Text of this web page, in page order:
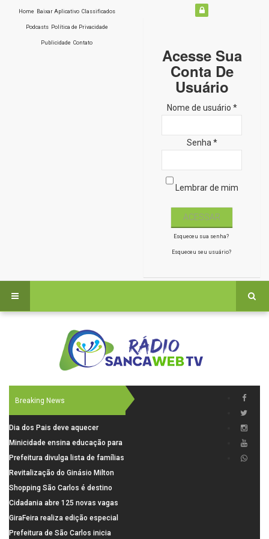
Home Baixar Aplicativo Classificados
Podcasts Política de Privacidade
Publicidade Contato
Acesse Sua
Conta De
Usuário
Nome de usuário *
Senha *
Lembrar de mim
Esqueceu sua senha?
Esqueceu seu usuário?
Breaking News
Dia dos Pais deve aquecer
comércio de São Carlos com
renda em alta e maior circulação
de consumidores
Minicidade ensina educação para
o trânsito a 264 crianças da rede
municipal
Prefeitura divulga lista de famílias
pré-selecionadas pela Caixa para
o Residencial Santa Felícia
Revitalização do Ginásio Milton
Olaio filho avança com obras de
recuperação
Shopping São Carlos é destino
para celebrar o Dia dos Pais com
presentes, gastronomia e lazer
Cidadania abre 125 novas vagas
para oficinas de convivência
GiraFeira realiza edição especial
de Dia dos Pais neste domingo (9)
Prefeitura de São Carlos inicia